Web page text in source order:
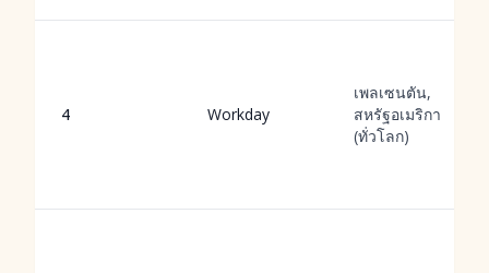
4 Workday
เพลเซนตัน,
สหรัฐอเมริกา
(ทั่วโลก)